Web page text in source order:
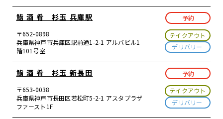
鮨 酒 肴 杉玉 兵庫駅
予約
〒652-0898
兵庫県神戸市兵庫区駅前通1-2-1 アルバビル1
階101号室
テイクアウト
デリバリー
鮨 酒 肴 杉玉 新長田
予約
〒653-0038
兵庫県神戸市長田区若松町5-2-1 アスタプラザ
ファースト1F
テイクアウト
デリバリー